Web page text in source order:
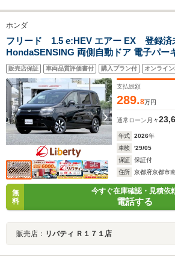
ホンダ
フリード 1.5 e:HEV エアー EX 登録済
HondaSENSING 両側自動ドア 電子パー
ィブクルーズコントロール 前席シートヒ
ドスポットモニター LEDヘッドライト ス
アルミホイール
販売店保証 車両品質評価書付 購入プラン付 オンライ
支払総額
289.8万円
通常ローン 月々
年式 2026年
車検
'29/05
保証
保証付
住所
京都府京都市
無
料
今すぐ在庫確認・見積依
電話する
販売店： リバティ Ｒ１７１店